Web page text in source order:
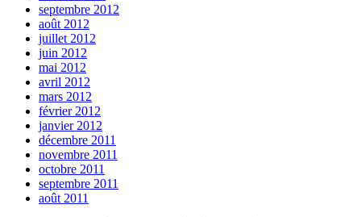
septembre 2012
août 2012
juillet 2012
juin 2012
mai 2012
avril 2012
mars 2012
février 2012
janvier 2012
décembre 2011
novembre 2011
octobre 2011
septembre 2011
août 2011